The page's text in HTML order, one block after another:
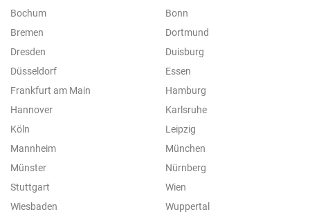
Bochum
Bonn
Bremen
Dortmund
Dresden
Duisburg
Düsseldorf
Essen
Frankfurt am Main
Hamburg
Hannover
Karlsruhe
Köln
Leipzig
Mannheim
München
Münster
Nürnberg
Stuttgart
Wien
Wiesbaden
Wuppertal